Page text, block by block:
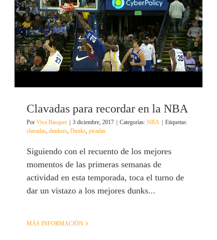
Clavadas para recordar en la NBA
Por Viva Basquet 3 diciembre, 2017 Categorías: NBA
Etiquetas:
clavadas, dunkers, Dunks, picadas
Siguiendo con el recuento de los mejores
momentos de las primeras semanas de
actividad en esta temporada, toca el turno de
dar un vistazo a los mejores dunks...
MÁS INFORMACIÓN